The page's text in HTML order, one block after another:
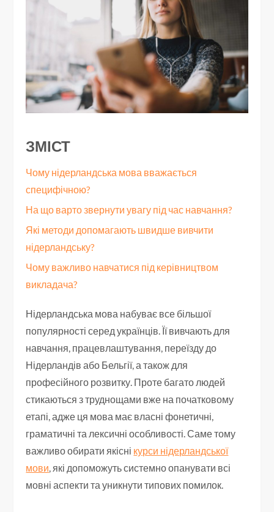
ЗМІСТ
Чому нідерландська мова вважається
специфічною?
На що варто звернути увагу під час навчання?
Які методи допомагають швидше вивчити
нідерландську?
Чому важливо навчатися під керівництвом
викладача?
Нідерландська мова набуває все більшої
популярності серед українців. Її вивчають для
навчання, працевлаштування, переїзду до
Нідерландів або Бельгії, а також для
професійного розвитку. Проте багато людей
стикаються з труднощами вже на початковому
етапі, адже ця мова має власні фонетичні,
граматичні та лексичні особливості. Саме тому
важливо обирати якісні курси нідерландської
мови, які допоможуть системно опанувати всі
мовні аспекти та уникнути типових помилок.